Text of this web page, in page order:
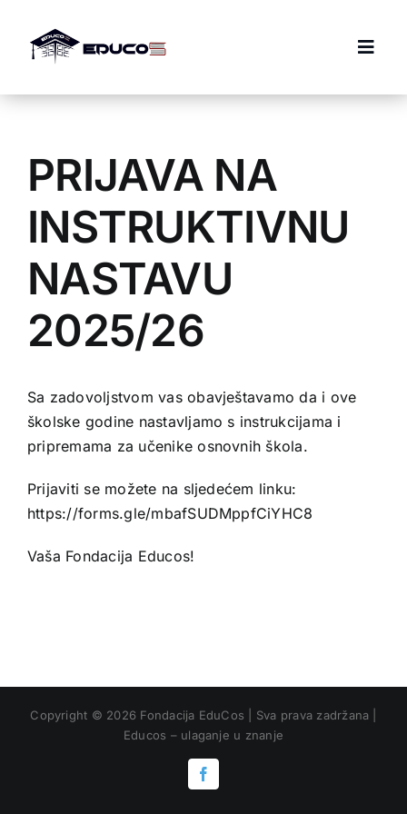
content
Donacije
O nama
Kursevi
Volontiranje
Aktuelnosti
PRIJAVA NA
INSTRUKTIVNU
NASTAVU
2025/26
Sa zadovoljstvom vas obavještavamo da i ove
školske godine nastavljamo s instrukcijama i
pripremama za učenike osnovnih škola.
Prijaviti se možete na sljedećem linku:
https://forms.gle/mbafSUDMppfCiYHC8
Vaša Fondacija Educos!
Copyright © 2026 Fondacija EduCos | Sva prava zadržana |
Educos – ulaganje u znanje
Facebook